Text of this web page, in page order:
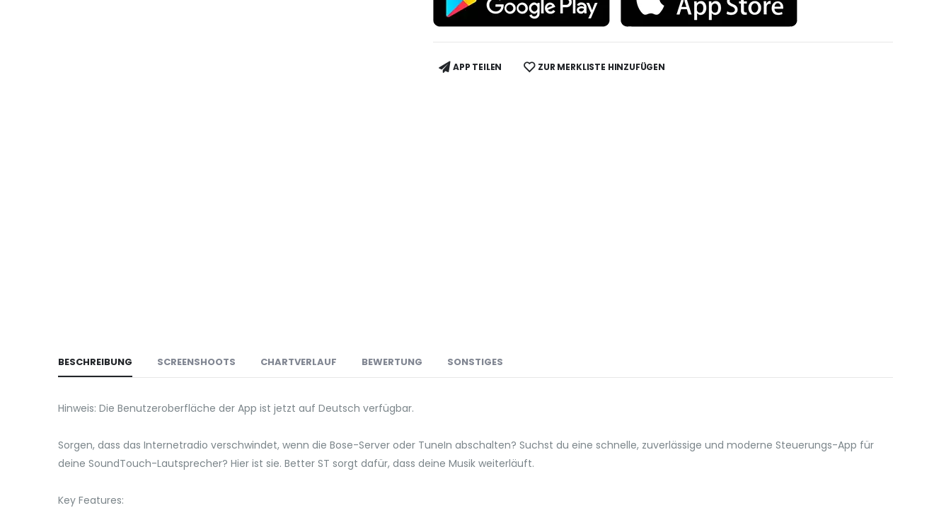
APP TEILEN ZUR MERKLISTE HINZUFÜGEN
BESCHREIBUNG SCREENSHOOTS CHARTVERLAUF BEWERTUNG SONSTIGES
Hinweis: Die Benutzeroberfläche der App ist jetzt auf Deutsch verfügbar.
Sorgen, dass das Internetradio verschwindet, wenn die Bose-Server oder TuneIn abschalten? Suchst du eine schnelle, zuverlässige und moderne Steuerungs-App für
deine SoundTouch-Lautsprecher? Hier ist sie. Better ST sorgt dafür, dass deine Musik weiterläuft.
Key Features: